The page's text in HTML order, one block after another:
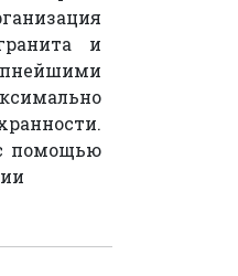
и
помощью